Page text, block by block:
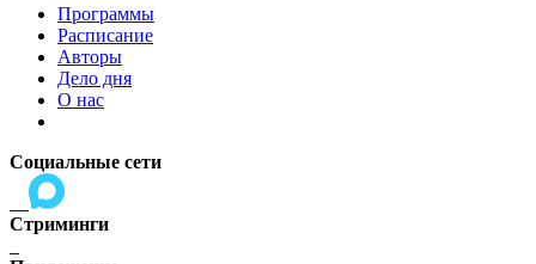
Программы
Расписание
Авторы
Дело дня
О нас
Социальные сети
Стриминги